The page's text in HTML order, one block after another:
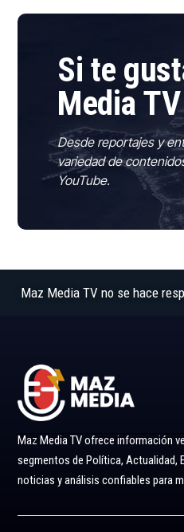
Si te
Media
Desde reportajes y
variedad de
YouTube.
Maz Media TV no se hace
Maz Media TV ofrece información
segmentos de Política, Actualidad,
noticias y análisis confiables para